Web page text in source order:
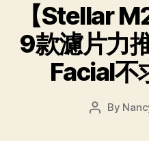
【Stellar
9款濾片力
Facial不
By